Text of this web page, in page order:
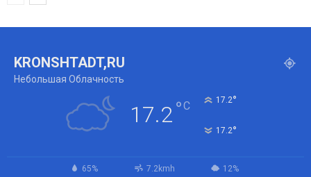
KRONSHTADT,RU
Небольшая Облачность
17.2°C 17.2°
17.2°
65% 7.2kmh 12%